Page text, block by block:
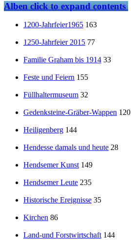
Albenclick to expand contents
1200-Jahrfeier1965 163
1250-Jahrfeier 2015 77
Familie Graham bis 1914 33
Feste und Feiern 155
Füllhaltermuseum 32
Gedenksteine-Gräber-Wappen 120
Heiligenberg 144
Hendesse damals und heute 28
Hendsemer Kunst 149
Hendsemer Leute 235
Historische Ereignisse 35
Kirchen 86
Land-und Forstwirtschaft 144